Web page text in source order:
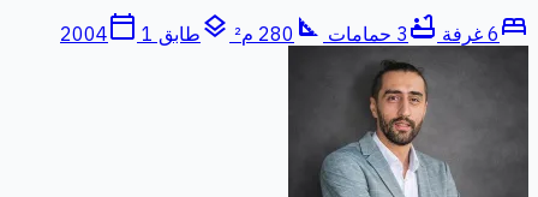
bed 6 غرفة bathtub 3 حمامات square_foot 280 م² layers طابق 1 calendar_today
2004